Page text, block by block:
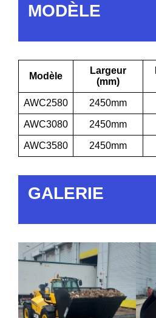
MODÈLE
Modèle
Largeur
(mm)
AWC2580 2450mm
AWC3080 2450mm
AWC3580 2450mm
GALERIE